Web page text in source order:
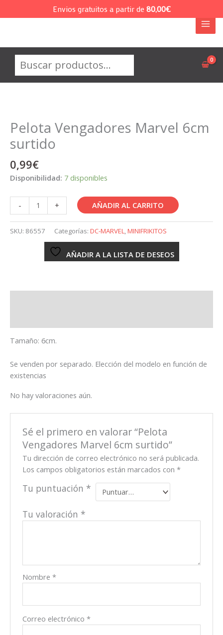
al
Buscar
Pelota Vengadores Marvel 6cm
surtido
0,99€
Disponibilidad: 7 disponibles
-
Vengadores
Marvel
6cm
+ AÑADIR AL CARRITO
SKU: 86557 Categorías: DC-MARVEL,MINIFRIKITOS
AÑADIR A LA LISTA DE DESEOS
Tamaño: 6cm.
Se venden por separado. Elección del modelo en función de
existencias
No hay valoraciones aún.
Sé el primero en valorar “Pelota
Vengadores Marvel 6cm surtido”
Tu dirección de correo electrónico no será publicada.
Los campos obligatorios están marcados con*
Tu puntuación *
Tu valoración *
Nombre*
Correo electrónico*
Envios gratuitos a partir de 80,00€